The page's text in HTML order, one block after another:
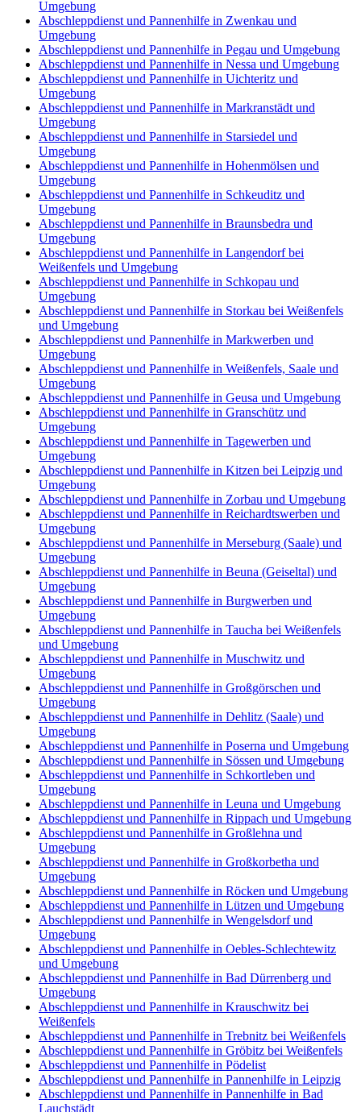
Umgebung
Abschleppdienst und Pannenhilfe in Zwenkau und
Umgebung
Abschleppdienst und Pannenhilfe in Pegau und Umgebung
Abschleppdienst und Pannenhilfe in Nessa und Umgebung
Abschleppdienst und Pannenhilfe in Uichteritz und
Umgebung
Abschleppdienst und Pannenhilfe in Markranstädt und
Umgebung
Abschleppdienst und Pannenhilfe in Starsiedel und
Umgebung
Abschleppdienst und Pannenhilfe in Hohenmölsen und
Umgebung
Abschleppdienst und Pannenhilfe in Schkeuditz und
Umgebung
Abschleppdienst und Pannenhilfe in Braunsbedra und
Umgebung
Abschleppdienst und Pannenhilfe in Langendorf bei
Weißenfels und Umgebung
Abschleppdienst und Pannenhilfe in Schkopau und
Umgebung
Abschleppdienst und Pannenhilfe in Storkau bei Weißenfels
und Umgebung
Abschleppdienst und Pannenhilfe in Markwerben und
Umgebung
Abschleppdienst und Pannenhilfe in Weißenfels, Saale und
Umgebung
Abschleppdienst und Pannenhilfe in Geusa und Umgebung
Abschleppdienst und Pannenhilfe in Granschütz und
Umgebung
Abschleppdienst und Pannenhilfe in Tagewerben und
Umgebung
Abschleppdienst und Pannenhilfe in Kitzen bei Leipzig und
Umgebung
Abschleppdienst und Pannenhilfe in Zorbau und Umgebung
Abschleppdienst und Pannenhilfe in Reichardtswerben und
Umgebung
Abschleppdienst und Pannenhilfe in Merseburg (Saale) und
Umgebung
Abschleppdienst und Pannenhilfe in Beuna (Geiseltal) und
Umgebung
Abschleppdienst und Pannenhilfe in Burgwerben und
Umgebung
Abschleppdienst und Pannenhilfe in Taucha bei Weißenfels
und Umgebung
Abschleppdienst und Pannenhilfe in Muschwitz und
Umgebung
Abschleppdienst und Pannenhilfe in Großgörschen und
Umgebung
Abschleppdienst und Pannenhilfe in Dehlitz (Saale) und
Umgebung
Abschleppdienst und Pannenhilfe in Poserna und Umgebung
Abschleppdienst und Pannenhilfe in Sössen und Umgebung
Abschleppdienst und Pannenhilfe in Schkortleben und
Umgebung
Abschleppdienst und Pannenhilfe in Leuna und Umgebung
Abschleppdienst und Pannenhilfe in Rippach und Umgebung
Abschleppdienst und Pannenhilfe in Großlehna und
Umgebung
Abschleppdienst und Pannenhilfe in Großkorbetha und
Umgebung
Abschleppdienst und Pannenhilfe in Röcken und Umgebung
Abschleppdienst und Pannenhilfe in Lützen und Umgebung
Abschleppdienst und Pannenhilfe in Wengelsdorf und
Umgebung
Abschleppdienst und Pannenhilfe in Oebles-Schlechtewitz
und Umgebung
Abschleppdienst und Pannenhilfe in Bad Dürrenberg und
Umgebung
Abschleppdienst und Pannenhilfe in Krauschwitz bei
Weißenfels
Abschleppdienst und Pannenhilfe in Trebnitz bei Weißenfels
Abschleppdienst und Pannenhilfe in Gröbitz bei Weißenfels
Abschleppdienst und Pannenhilfe in Pödelist
Abschleppdienst und Pannenhilfe in Pannenhilfe in Leipzig
Abschleppdienst und Pannenhilfe in Pannenhilfe in Bad
Lauchstädt